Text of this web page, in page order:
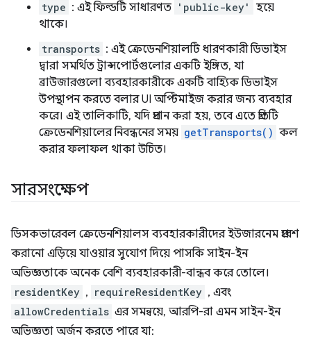
type : এই ফিল্ডটি সাধারণত 'public-key'
হয়ে
থাকে।
transports : এই ক্রেডেনশিয়ালটি ধারণকারী ডিভাইস
দ্বারা সমর্থিত ট্রান্সপোর্টগুলোর একটি ইঙ্গিত, যা
ব্রাউজারগুলো ব্যবহারকারীকে একটি বাহ্যিক ডিভাইস
উপস্থাপন করতে বলার UI অপ্টিমাইজ করার জন্য ব্যবহার
করে। এই তালিকাটি, যদি প্রদান করা হয়, তবে এতে প্রতিটি
ক্রেডেনশিয়ালের নিবন্ধনের সময় getTransports() কল
করার ফলাফল থাকা উচিত।
সারসংক্ষেপ
ডিসকভারেবল ক্রেডেনশিয়ালস ব্যবহারকারীদের ইউজারনেম প্রবেশ
করানো এড়িয়ে যাওয়ার সুযোগ দিয়ে পাসকি সাইন-ইন
অভিজ্ঞতাকে অনেক বেশি ব্যবহারকারী-বান্ধব করে তোলে।
residentKey , requireResidentKey , এবং
allowCredentials এর সমন্বয়ে, আরপি-রা এমন সাইন-ইন
অভিজ্ঞতা অর্জন করতে পারে যা: